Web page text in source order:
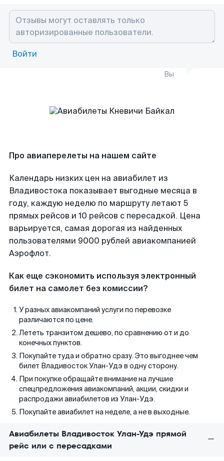
Войти
Вы
Про авиаперелеты на нашем сайте
Календарь низких цен на авиабилет из
Владивостока показывает выгодные месяца в
году, каждую неделю по маршруту летают 5
прямых рейсов и 10 рейсов с пересадкой. Цена
варьируется, самая дорогая из найденных
пользователями 9000 рублей авиакомпанией
Аэрофлот.
Как еще сэкономить используя электронный
билет на самолет без комиссии?
У разных авиакомпаний услуги по перевозке
различаются по цене.
Лететь транзитом дешево, по сравнению от и до
конечных пунктов.
Покупайте туда и обратно сразу. Это выгоднее чем
билет Владивосток Улан-Удэ в одну сторону.
При покупке обращайте внимание на лучшие
спецпредложения авиакомпаний, акции, скидки и
распродажи авиабилетов из Улан-Удэ.
Покупайте авиабилет на неделе, а не в выходные.
Авиабилеты Владивосток Улан-Удэ прямой
рейс или с пересадками